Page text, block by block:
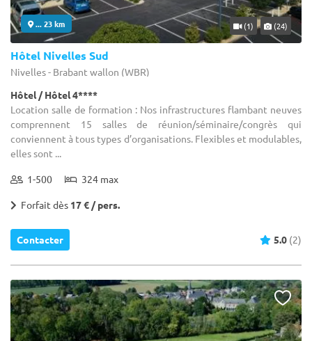
... 23 km (1) (24)
Hôtel Nivelles Sud
Nivelles - Brabant wallon (WBR)
Hôtel / Hôtel 4****
Location salle de formation : Nos infrastructures flambant neuves
comprennent 15 salles de réunion/séminaire/congrès qui
conviennent à tous types d’organisations. Flexibles et modulables,
elles sont ...
1-500 324 max
Forfait dès 17 € / pers.
Contacter 5.0 (2)